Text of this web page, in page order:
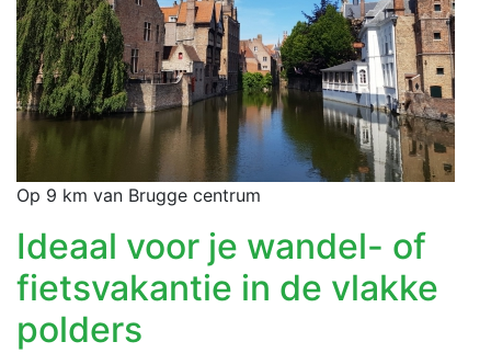
Op 9 km van Brugge centrum
Ideaal voor je wandel- of
fietsvakantie in de vlakke
polders